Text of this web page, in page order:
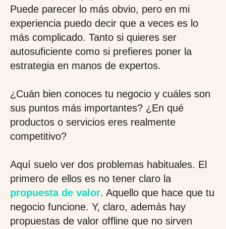
Puede parecer lo más obvio, pero en mi
experiencia puedo decir que a veces es lo
más complicado. Tanto si quieres ser
autosuficiente como si prefieres poner la
estrategia en manos de expertos.
¿Cuán bien conoces tu negocio y cuáles son
sus puntos más importantes? ¿En qué
productos o servicios eres realmente
competitivo?
Aquí suelo ver dos problemas habituales. El
primero de ellos es no tener claro la
propuesta de valor. Aquello que hace que tu
negocio funcione. Y, claro, además hay
propuestas de valor offline que no sirven